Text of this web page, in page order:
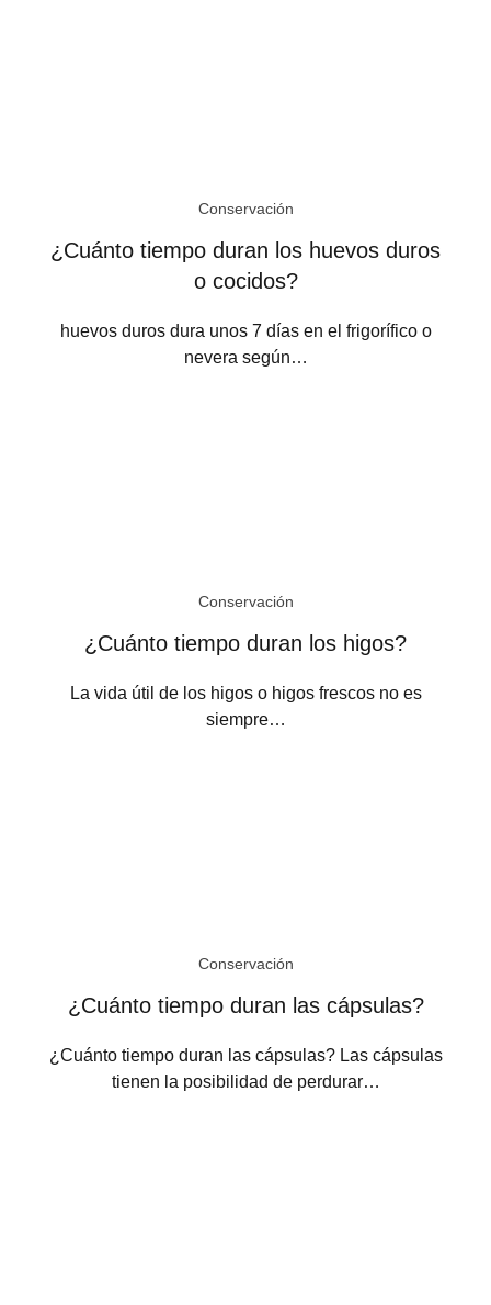
Conservación
¿Cuánto tiempo duran los huevos duros
o cocidos?
huevos duros dura unos 7 días en el frigorífico o
nevera según…
Conservación
¿Cuánto tiempo duran los higos?
La vida útil de los higos o higos frescos no es
siempre…
Conservación
¿Cuánto tiempo duran las cápsulas?
¿Cuánto tiempo duran las cápsulas? Las cápsulas
tienen la posibilidad de perdurar…